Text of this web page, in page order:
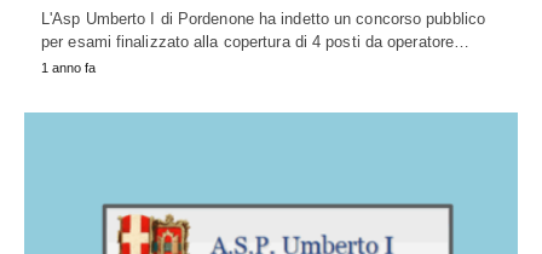
L'Asp Umberto I di Pordenone ha indetto un concorso pubblico
per esami finalizzato alla copertura di 4 posti da operatore…
1 anno fa